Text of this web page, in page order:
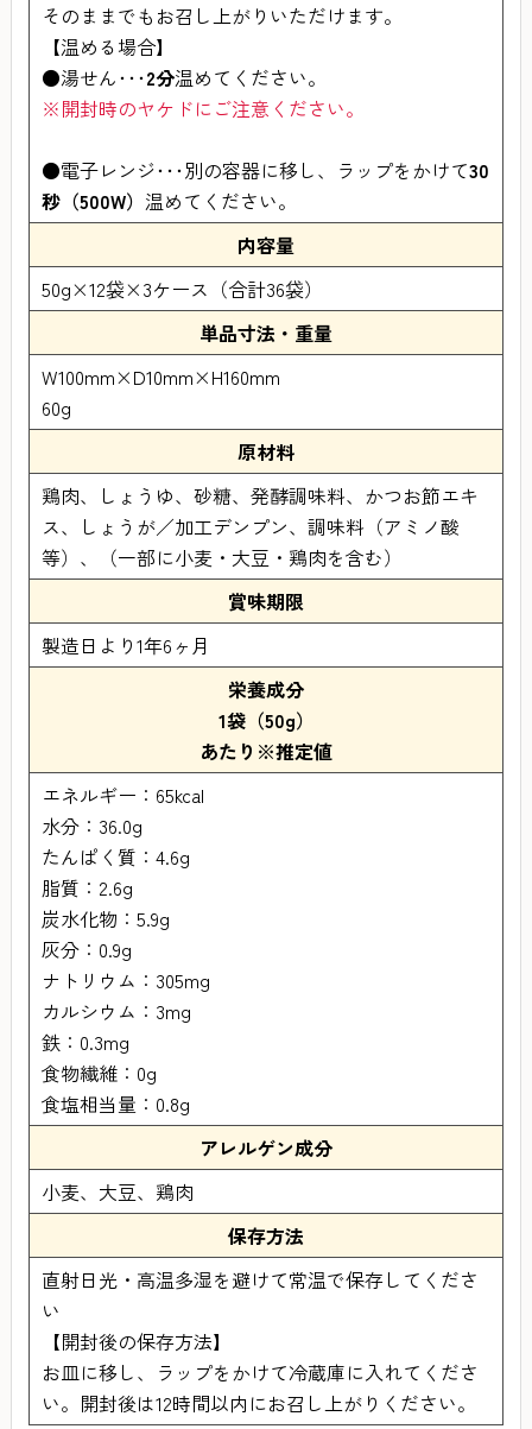
そのままでもお召し上がりいただけます。
【温める場合】
●湯せん･･･2分温めてください。
※開封時のヤケドにご注意ください。
●電子レンジ･･･別の容器に移し、ラップをかけて30
秒（500W） 温めてください。
内容量
50g×12袋×3ケース（合計36袋）
単品寸法・重量
W100mm×D10mm×H160mm
60g
原材料
鶏肉、しょうゆ、砂糖、発酵調味料、かつお節エキ
ス、しょうが／加工デンプン、調味料（アミノ酸
等）、（一部に小麦・大豆・鶏肉を含む）
賞味期限
製造日より1年6ヶ月
栄養成分
1袋（50g）
あたり※推定値
エネルギー：65kcal
水分：36.0g
たんぱく質：4.6g
脂質：2.6g
炭水化物：5.9g
灰分：0.9g
ナトリウム：305mg
カルシウム：3mg
鉄：0.3mg
食物繊維：0g
食塩相当量：0.8g
アレルゲン成分
小麦、大豆、鶏肉
保存方法
直射日光・高温多湿を避けて常温で保存してくださ
い
【開封後の保存方法】
お皿に移し、ラップをかけて冷蔵庫に入れてくださ
い。開封後は12時間以内にお召し上がりください。